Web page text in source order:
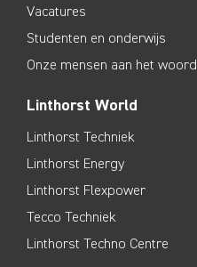
Vacatures
Studenten en onderwijs
Onze mensen aan het woord
Linthorst World
Linthorst Techniek
Linthorst Energy
Linthorst Flexpower
Tecco Techniek
Linthorst Techno Centre